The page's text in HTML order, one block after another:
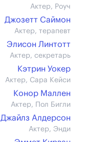
Актер, Роуч
Джозетт Саймон
Актер, терапевт
Элисон Линтотт
Актер, секретарь
Кэтрин Уокер
Актер, Сара Кейси
Конор Маллен
Актер, Пол Бигли
Джайлз Алдерсон
Актер, Энди